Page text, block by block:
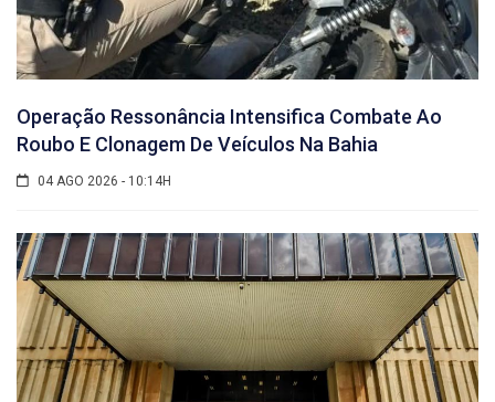
Operação Ressonância Intensifica Combate Ao
Roubo E Clonagem De Veículos Na Bahia
04 AGO 2026 - 10:14H